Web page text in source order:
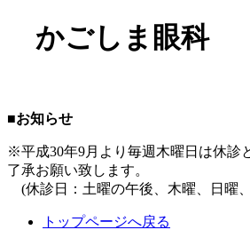
かごしま眼科
■お知らせ
※平成30年9月より毎週木曜日は休診
了承お願い致します。
(休診日：土曜の午後、木曜、日曜
トップページへ戻る